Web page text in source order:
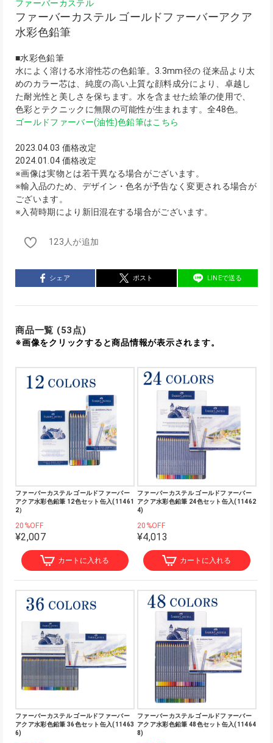
ファーバーカステル
ファーバーカステル ゴールドファーバーアクア
水彩色鉛筆
■水彩色鉛筆
水によく溶ける水溶性芯の色鉛筆。3.3mm径の 従来品より太
めのカラー芯は、純度の高い上質な顔料成分により、卓越し
た耐光性と美しさを保ちます。水を含ませた絵筆の使用で、
色彩とテクニックに無限の可能性が生まれます。全48色。
ゴールドファーバー(油性)色鉛筆はこちら
2023.04.03 価格改定
2024.01.04 価格改定
※画像は実物とは若干異なる場合がございます。
※輸入品のため、デザイン・色名が予告なく変更される場合が
ございます。
※入荷時期により新旧混在する場合がございます。
123人が追加
シェア ポスト LINEで送る
商品一覧 (53点)
※画像をクリックすると商品情報が表示されます。
ファーバーカステル ゴールドファーバー
アクア水彩色鉛筆 12色セット缶入(11461
2）
20%OFF
¥2,007
カートに入れる
ファーバーカステル ゴールドファーバー
アクア水彩色鉛筆 24色セット缶入(11462
4)
20%OFF
¥4,013
カートに入れる
ファーバーカステル ゴールドファーバー
アクア水彩色鉛筆 36色セット缶入(11463
6)
ファーバーカステル ゴールドファーバー
アクア水彩色鉛筆 48色セット缶入(11464
8)